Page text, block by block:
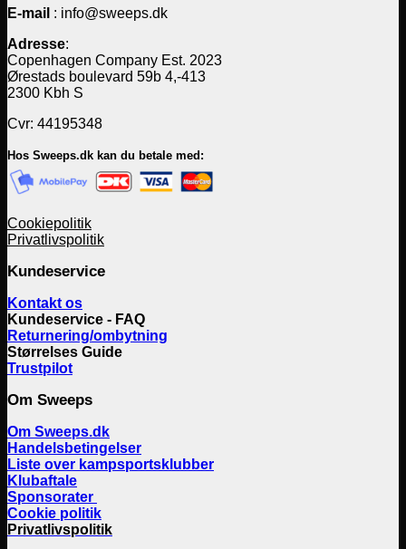
E-mail : info@sweeps.dk
Adresse:
Copenhagen Company Est. 2023
Ørestads boulevard 59b 4,-413
2300 Kbh S
Cvr: 44195348
Hos Sweeps.dk kan du betale med:
Cookiepolitik
Privatlivspolitik
Kundeservice
Kontakt os
Kundeservice - FAQ
Returnering/ombytning
Størrelses Guide
Trustpilot
Om Sweeps
Om Sweeps.dk
Handelsbetingelser
Liste over kampsportsklubber
Klubaftale
Sponsorater
Cookie politik
Privatlivspolitik